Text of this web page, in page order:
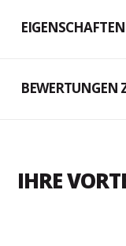
EIGENSCHAFTEN
BEWERTUNGEN
IHRE